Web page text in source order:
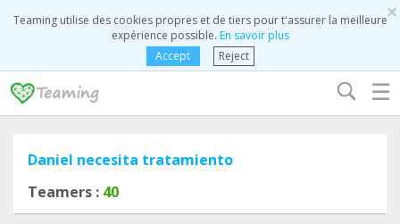
×
Teaming utilise des cookies propres et de tiers pour t'assurer la meilleure
expérience possible. En savoir plus
Accept
Reject
☰
Daniel necesita tratamiento
Teamers : 40